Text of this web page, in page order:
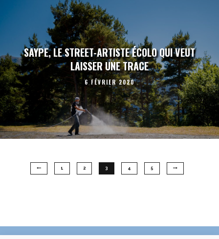
SAYPE, LE STREET-ARTISTE ÉCOLO QUI VEUT
LAISSER UNE TRACE
6 FÉVRIER 2020
1 2 3 4 5